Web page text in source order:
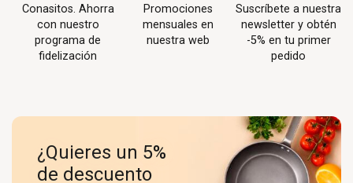
Conasitos. Ahorra
con nuestro
programa de
fidelización
Promociones
mensuales en
nuestra web
Suscríbete a nuestra
newsletter y obtén
-5% en tu primer
pedido
¿Quieres un 5%
de descuento